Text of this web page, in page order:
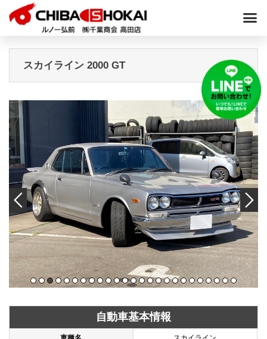
スカイライン 2000 GT
自動車基本情報